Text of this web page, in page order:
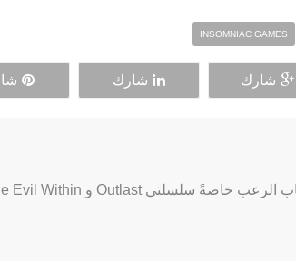
INSOMNIAC GAMES
شارك شارك